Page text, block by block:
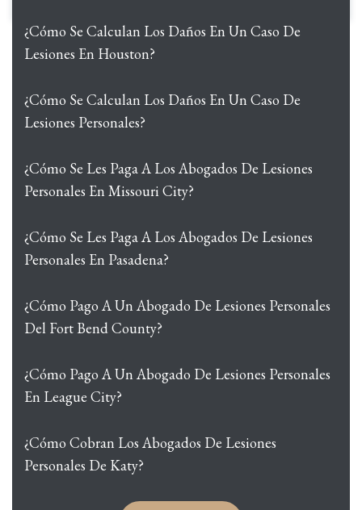
¿Cómo Se Calculan Los Daños En Un Caso De
Lesiones En Houston?
¿Cómo Se Calculan Los Daños En Un Caso De
Lesiones Personales?
¿Cómo Se Les Paga A Los Abogados De Lesiones
Personales En Missouri City?
¿Cómo Se Les Paga A Los Abogados De Lesiones
Personales En Pasadena?
¿Cómo Pago A Un Abogado De Lesiones Personales
Del Fort Bend County?
¿Cómo Pago A Un Abogado De Lesiones Personales
En League City?
¿Cómo Cobran Los Abogados De Lesiones
Personales De Katy?